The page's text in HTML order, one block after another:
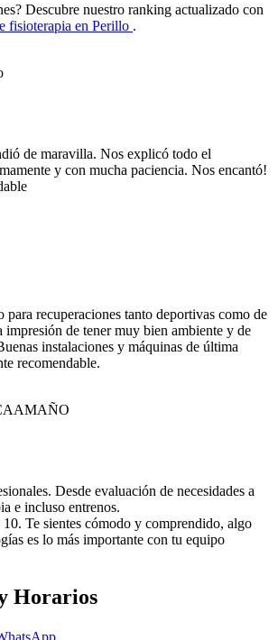
Descubre nuestro ranking actualizado con
fisioterapia en Perillo .
de maravilla. Nos explicó todo el
y con mucha paciencia. Nos encantó!
recuperaciones tanto deportivas como de
impresión de tener muy bien ambiente y de
instalaciones y máquinas de última
recomendable.
Desde evaluación de necesidades a
e incluso entrenos.
Te sientes cómodo y comprendido, algo
es lo más importante con tu equipo
Horarios